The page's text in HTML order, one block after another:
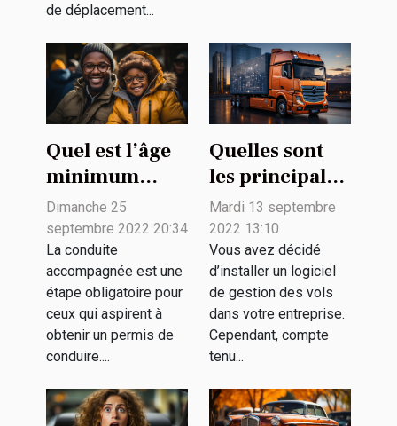
de déplacement...
Quel est l’âge
minimum
pour une
conduite
accompagnée
?
Dimanche 25
septembre 2022 20:34
La conduite
accompagnée est une
étape obligatoire pour
ceux qui aspirent à
obtenir un permis de
conduire....
Quelles sont
les principales
fonctionnalités
d’un logiciel
de gestion de
flotte ?
Mardi 13 septembre
2022 13:10
Vous avez décidé
d’installer un logiciel
de gestion des vols
dans votre entreprise.
Cependant, compte
tenu...